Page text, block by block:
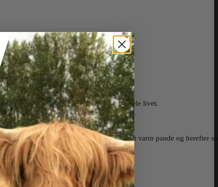
hvor de har gået ude på græsmarkerne hele livet.
og steaks bør brunes af på en meget varm pande og herefter